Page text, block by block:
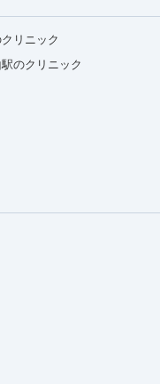
リニック
のクリニック